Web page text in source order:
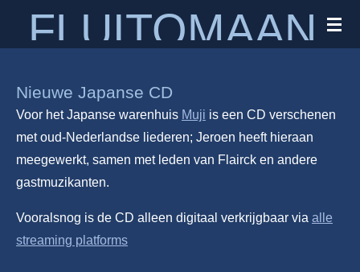
direct
de
hoofdinhoud
FLUITOMAAN
Nieuwe Japanse CD
Voor het Japanse warenhuis Muji is een CD verschenen
met oud-Nederlandse liederen; Jeroen heeft hieraan
meegewerkt, samen met leden van Flairck en andere
gastmuzikanten.
Vooralsnog is de CD alleen digitaal verkrijgbaar via alle
streaming platforms